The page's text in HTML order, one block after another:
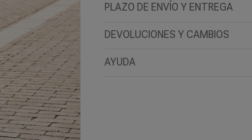
PLAZO DE ENVÍO Y ENTREGA
DEVOLUCIONES Y CAMBIOS
AYUDA